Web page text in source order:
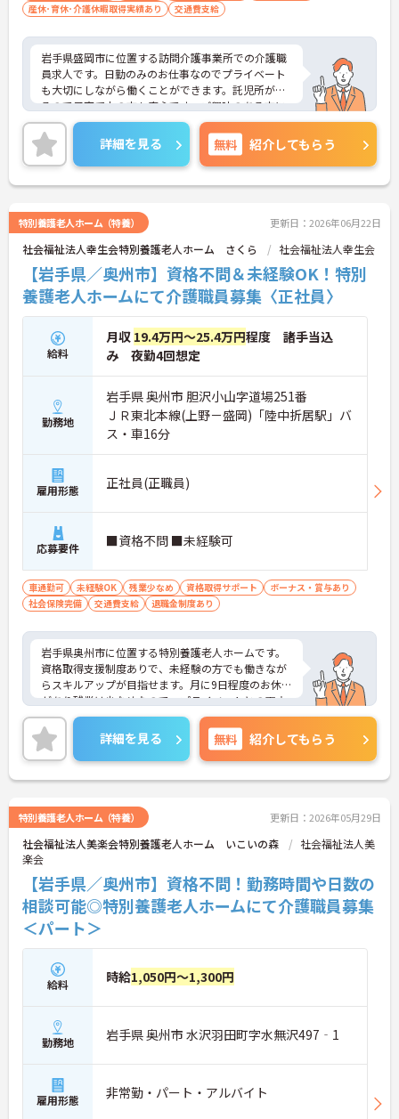
産休･育休･介護休暇取得実績あり
交通費支給
岩手県盛岡市に位置する訪問介護事業所での介護職
員求人です。日勤のみのお仕事なのでプライベート
も大切にしながら働くことができます。託児所があ
るので子育て中の方も安心です。ご興味のある方に
は、面接対策ポイント等、さらに詳細をお話ししま
すのでお気軽にご相談ください！
詳細を見る 無料 紹介してもらう
特別養護老人ホーム（特養） 更新日：2026年06月22日
社会福祉法人幸生会特別養護老人ホーム さくら 社会福祉法人幸生会
【岩手県／奥州市】資格不問＆未経験OK！特別
養護老人ホームにて介護職員募集〈正社員〉
給料
月収 19.4万円～25.4万円程度 諸手当込
み 夜勤4回想定
勤務地
岩手県 奥州市 胆沢小山字道場251番
ＪＲ東北本線(上野－盛岡)「陸中折居駅」バ
ス・車16分
雇用形態 正社員(正職員)
応募要件 ■資格不問 ■未経験可
車通勤可 未経験OK 残業少なめ 資格取得サポート
ボーナス・賞与あり
社会保険完備
交通費支給 退職金制度あり
岩手県奥州市に位置する特別養護老人ホームです。
資格取得支援制度ありで、未経験の方でも働きなが
らスキルアップが目指せます。月に9日程度のお休み
があり残業は少なめなので、プライベートとの両立
がしやすい勤務環境です。
ご興味のある方には、面接対策ポイントなど、さら
に詳細をお話しいたしますのでお気軽にご相談くだ
さい！
詳細を見る 無料 紹介してもらう
特別養護老人ホーム（特養） 更新日：2026年05月29日
社会福祉法人美楽会特別養護老人ホーム いこいの森
社会福祉法人美
楽会
【岩手県／奥州市】資格不問！勤務時間や日数の
相談可能◎特別養護老人ホームにて介護職員募集
＜パート＞
給料 時給1,050円～1,300円
勤務地 岩手県 奥州市 水沢羽田町字水無沢497‐1
雇用形態 非常勤・パート・アルバイト